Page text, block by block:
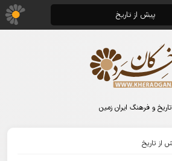
تاریخ و فرهنگ ایران زمین
از تاریخ
پیش از تاریخ